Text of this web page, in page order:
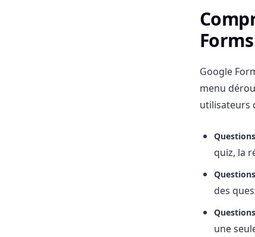
Forms
Google
menu
utilisateurs
quiz, la
des
une